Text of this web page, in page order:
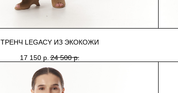
ТРЕНЧ LEGACY ИЗ ЭКОКОЖИ
17 150 р. 24 500 р.